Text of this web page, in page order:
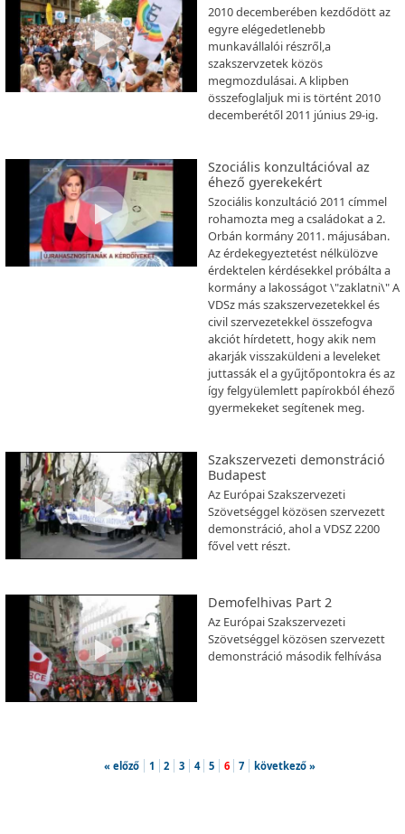
2010 decemberében kezdődött az
egyre elégedetlenebb
munkavállalói részről,a
szakszervzetek közös
megmozdulásai. A klipben
összefoglaljuk mi is történt 2010
decemberétől 2011 június 29-ig.
Szociális konzultációval az
éhező gyerekekért
Szociális konzultáció 2011 címmel
rohamozta meg a családokat a 2.
Orbán kormány 2011. májusában.
Az érdekegyeztetést nélkülözve
érdektelen kérdésekkel próbálta a
kormány a lakosságot \"zaklatni\" A
VDSz más szakszervezetekkel és
civil szervezetekkel összefogva
akciót hírdetett, hogy akik nem
akarják visszaküldeni a leveleket
juttassák el a gyűjtőpontokra és az
így felgyülemlett papírokból éhező
gyermekeket segítenek meg.
Szakszervezeti demonstráció
Budapest
Az Európai Szakszervezeti
Szövetséggel közösen szervezett
demonstráció, ahol a VDSZ 2200
fővel vett részt.
Demofelhivas Part 2
Az Európai Szakszervezeti
Szövetséggel közösen szervezett
demonstráció második felhívása
« előző 1 2 3 4 5 6 7 következő »